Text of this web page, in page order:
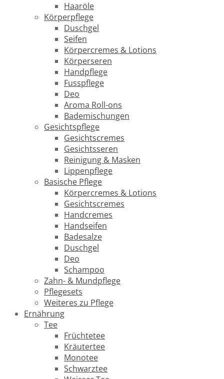
Haaröle
Körperpflege
Duschgel
Seifen
Körpercremes & Lotions
Körperseren
Handpflege
Fusspflege
Deo
Aroma Roll-ons
Bademischungen
Gesichtspflege
Gesichtscremes
Gesichtsseren
Reinigung & Masken
Lippenpflege
Basische Pflege
Körpercremes & Lotions
Gesichtscremes
Handcremes
Handseifen
Badesalze
Duschgel
Deo
Schampoo
Zahn- & Mundpflege
Pflegesets
Weiteres zu Pflege
Ernährung
Tee
Früchtetee
Kräutertee
Monotee
Schwarztee